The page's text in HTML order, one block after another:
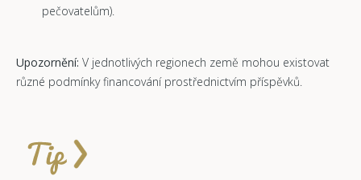
pečovatelům).
Upozornění: V jednotlivých regionech země mohou existovat
různé podmínky financování prostřednictvím příspěvků.